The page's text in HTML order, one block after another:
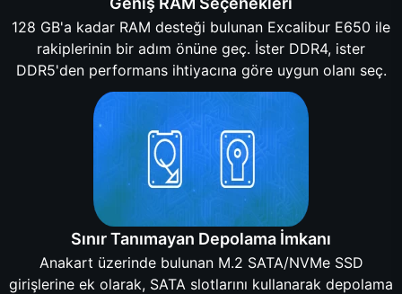
128 GB'a kadar RAM desteği bulunan Excalibur E650 ile
rakiplerinin bir adım önüne geç. İster DDR4, ister
DDR5'den performans ihtiyacına göre uygun olanı seç.
Sınır Tanımayan Depolama İmkanı
Anakart üzerinde bulunan M.2 SATA/NVMe SSD
girişlerine ek olarak, SATA slotlarını kullanarak depolama